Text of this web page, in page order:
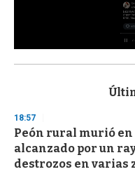
s
d
s
o
f
3
18:57
Peón rural murió
alcanzado por un
destrozos en varias